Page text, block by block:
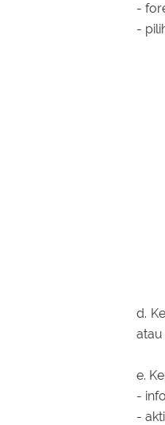
-
-
d.
atau
e.
-
-